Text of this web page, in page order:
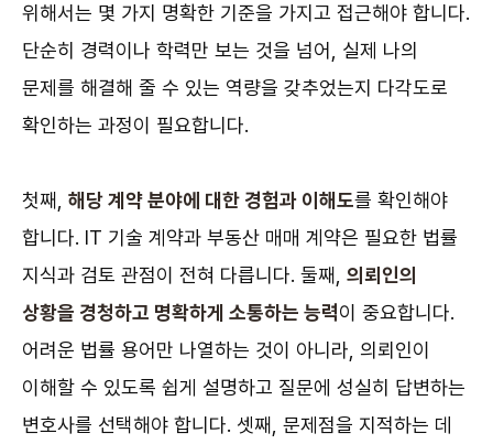
위해서는 몇 가지 명확한 기준을 가지고 접근해야 합니다.
단순히 경력이나 학력만 보는 것을 넘어, 실제 나의
문제를 해결해 줄 수 있는 역량을 갖추었는지 다각도로
확인하는 과정이 필요합니다.
첫째, 해당 계약 분야에 대한 경험과 이해도를 확인해야
합니다. IT 기술 계약과 부동산 매매 계약은 필요한 법률
지식과 검토 관점이 전혀 다릅니다. 둘째, 의뢰인의
상황을 경청하고 명확하게 소통하는 능력이 중요합니다.
어려운 법률 용어만 나열하는 것이 아니라, 의뢰인이
이해할 수 있도록 쉽게 설명하고 질문에 성실히 답변하는
변호사를 선택해야 합니다. 셋째, 문제점을 지적하는 데